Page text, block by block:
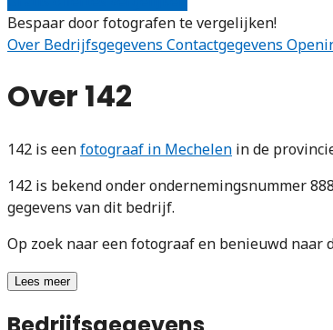
Bespaar door fotografen te vergelijken!
Over Bedrijfsgegevens Contactgegevens
Over 142
142 is eenfotograaf in Mechelen in de
142 is bekend onder ondernemingsnummer
gegevens van dit bedrijf.
Op zoek naar een fotograaf en benieuwd naar
Lees meer